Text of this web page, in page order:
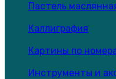
Пастель
Каллиграфия
Картины по
Инструменты и